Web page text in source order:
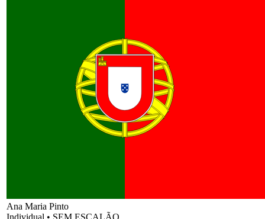
Ana Maria Pinto